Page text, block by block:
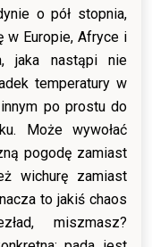
o pół stopnia,
w Europie, Afryce i
jaka nastąpi nie
temperatury w
po prostu do
Może wywołać
pogodę zamiast
wichurę zamiast
to jakiś chaos
miszmasz?